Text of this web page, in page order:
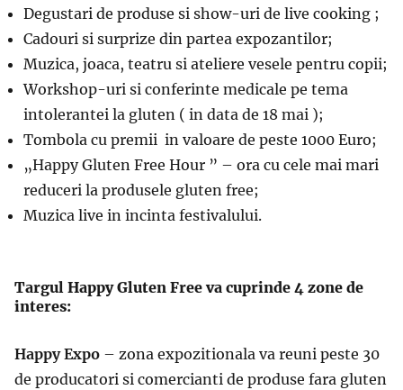
Degustari de produse si show-uri de live cooking ;
Cadouri si surprize din partea expozantilor;
Muzica, joaca, teatru si ateliere vesele pentru copii;
Workshop-uri si conferinte medicale pe tema
intolerantei la gluten ( in data de 18 mai );
Tombola cu premii in valoare de peste 1000 Euro;
„Happy Gluten Free Hour ” – ora cu cele mai mari
reduceri la produsele gluten free;
Muzica live in incinta festivalului.
Targul Happy Gluten Free va cuprinde 4 zone de
interes:
Happy Expo – zona expozitionala va reuni peste 30
de producatori si comercianti de produse fara gluten